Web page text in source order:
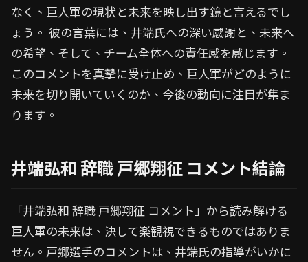
なく、巨人軍の現状と未来を映し出す鏡と言えるでし
ょう。 彼の言葉には、井端氏への深い感謝と、未来へ
の希望、そして、チーム全体への責任感を感じます。
このコメントを真摯に受け止め、巨人軍がどのように
未来を切り開いていくのか、今後の動向に注目が集ま
ります。
井端弘和 辞職 戸郷翔征 コメント結論
「井端弘和 辞職 戸郷翔征 コメント」から読み解ける
巨人軍の未来は、決して楽観視できるものではありま
せん。戸郷選手のコメントは、井端氏の指導がいかに